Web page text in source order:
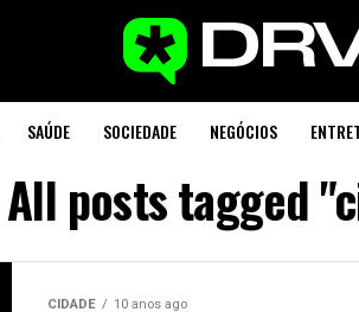
SAÚDE SOCIEDADE NEGÓCIOS
All posts tagged
CIDADE 10 anos ago